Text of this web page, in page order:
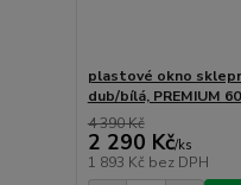
plastové okno
dub/bílá, PREMIUM
4 390 Kč
2 290 Kč/ks
1 893 Kč bez DPH